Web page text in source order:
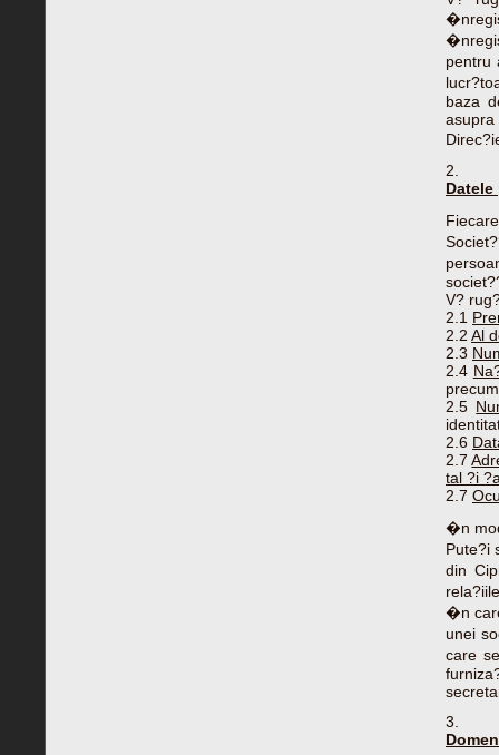
pentru
baza
2.
V?
2.1
2.2 Al
2.3
2.4
2.5
2.6
2.7
tal ?i
2.7
�n
Pute?i
din
�n
unei
care
3.